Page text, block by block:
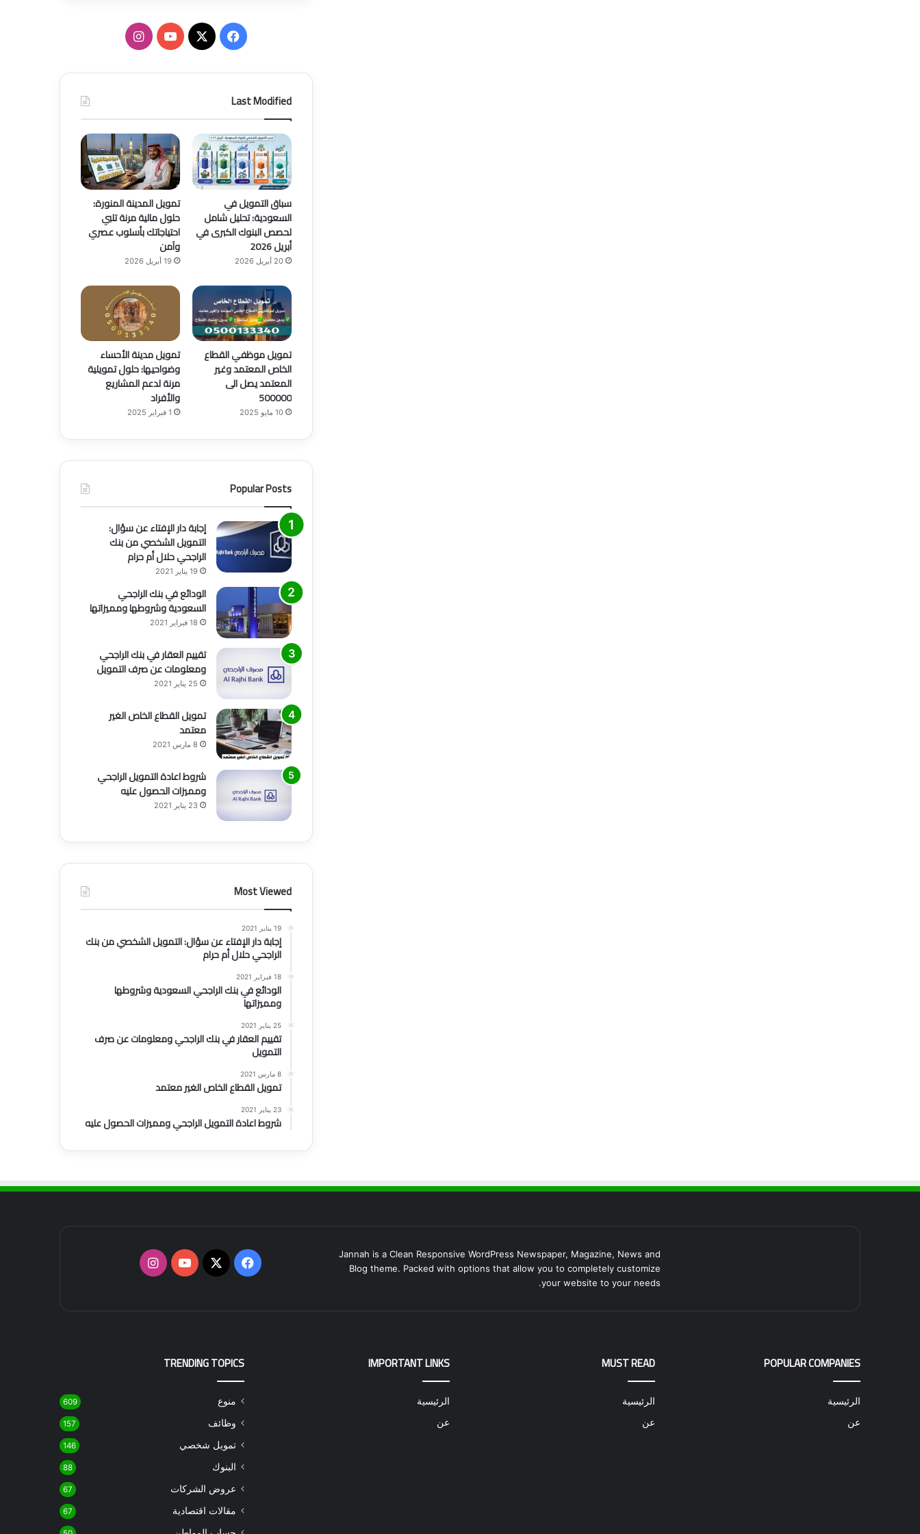
ف
ب
و
ك
u
T
u
b
e
ا
ت
ق
ر
ا
م
Last Modified
سباق التمويل في
السعودية: تحليل شامل
لحصص البنوك الكبرى في
أبريل 2026
20 أبريل 2026
تمويل المدينة المنورة:
حلول مالية مرنة تلبي
احتياجاتك بأسلوب عصري
وآمن
19 أبريل 2026
تمويل موظفي القطاع
الخاص المعتمد وغير
المعتمد يصل الى
500000
10 مايو 2025
تمويل مدينة الأحساء
وضواحيها: حلول تمويلية
مرنة لدعم المشاريع
والأفراد
1 فبراير 2025
Popular Posts
إجابة دار الإفتاء عن سؤال:
التمويل الشخصي من بنك
الراجحي حلال أم حرام
19 يناير 2021
الودائع في بنك الراجحي
السعودية وشروطها ومميزاتها
18 فبراير 2021
تقييم العقار في بنك الراجحي
ومعلومات عن صرف التمويل
25 يناير 2021
تمويل القطاع الخاص الغير
معتمد
8 مارس 2021
شروط اعادة التمويل الراجحي
ومميزات الحصول عليه
23 يناير 2021
Most Viewed
19 يناير 2021
إجابة دار الإفتاء عن سؤال: التمويل الشخصي من بنك
الراجحي حلال أم حرام
18 فبراير 2021
الودائع في بنك الراجحي السعودية وشروطها
ومميزاتها
25 يناير 2021
تقييم العقار في بنك الراجحي ومعلومات عن صرف
التمويل
8 مارس 2021
تمويل القطاع الخاص الغير معتمد
23 يناير 2021
شروط اعادة التمويل الراجحي ومميزات الحصول عليه
Jannah is a Clean Responsive WordPress Newspaper, Magazine, News and
Blog theme. Packed with options that allow you to completely customize
your website to your needs.
فيسبوك
‫X
‫YouTubeانستقرام
POPULAR COMPANIES
الرئيسية
عن
MUST READ
الرئيسية
عن
IMPORTANT LINKS
الرئيسية
عن
TRENDING TOPICS
منوع 609
وظائف 157
تمويل شخصي 146
البنوك 88
عروض الشركات 67
مقالات اقتصادية 67